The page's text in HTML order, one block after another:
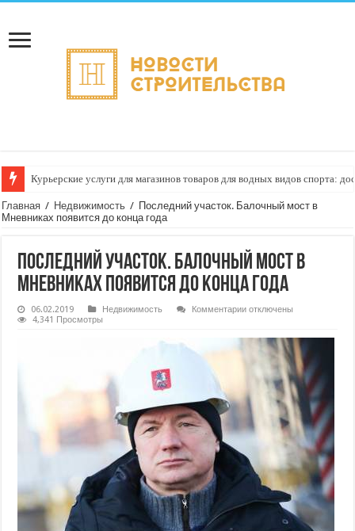
Курьерские услуги для магазинов товаров для водных видов спорта:
Как настроить автоматическое формирование рейтинга курьеров по
Главная / Недвижимость / Последний участок. Балочный мост в
Мневниках появится до конца года
Последний участок. Балочный мост в
Мневниках появится до конца года
06.02.2019 Недвижимость Комментариик
участок.
Балочный
Мневниках
появится
до
конца
года
отключены
4,341 Просмотры